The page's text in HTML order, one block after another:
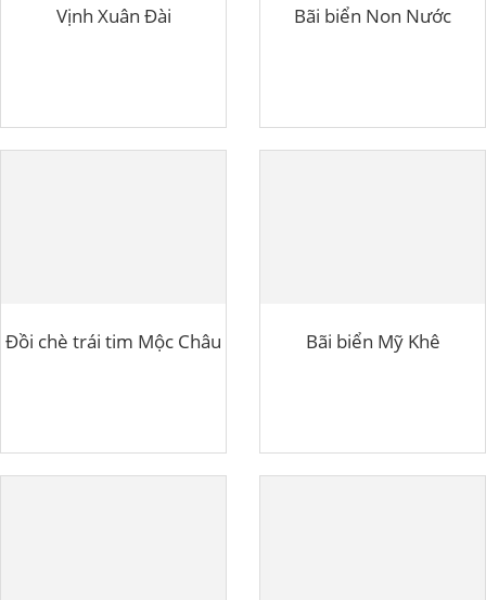
Vịnh Xuân Đài Bãi biển Non Nước
Đồi chè trái tim Mộc Châu Bãi biển Mỹ Khê